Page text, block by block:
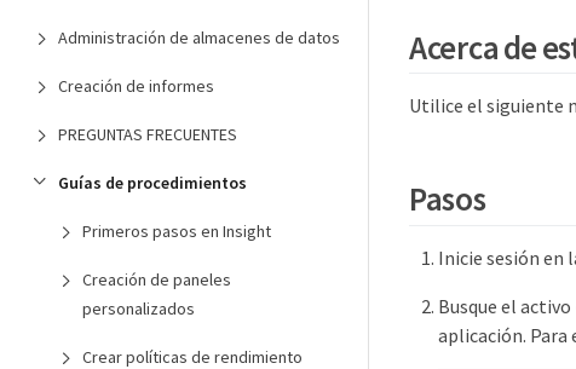
Administración de almacenes de datos
Creación de informes
PREGUNTAS FRECUENTES
Guías de procedimientos
Primeros pasos en Insight
Creación de paneles
personalizados
Crear políticas de rendimiento
Acerca de
Utilice el siguiente
Pasos
Inicie sesión en
Busque el
aplicación. Para